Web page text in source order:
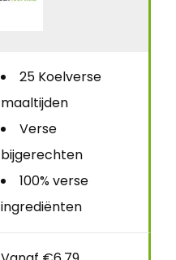
25 Koelverse
maaltijden
Verse
bijgerechten
100% verse
ingrediënten